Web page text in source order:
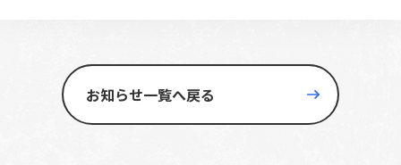
お知らせ一覧へ戻る